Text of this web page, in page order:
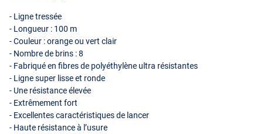
- Ligne tressée
- Longueur : 100 m
- Couleur : orange ou vert clair
- Nombre de brins : 8
- Fabriqué en fibres de polyéthylène ultra résistantes
- Ligne super lisse et ronde
- Une résistance élevée
- Extrêmement fort
- Excellentes caractéristiques de lancer
- Haute résistance à l’usure